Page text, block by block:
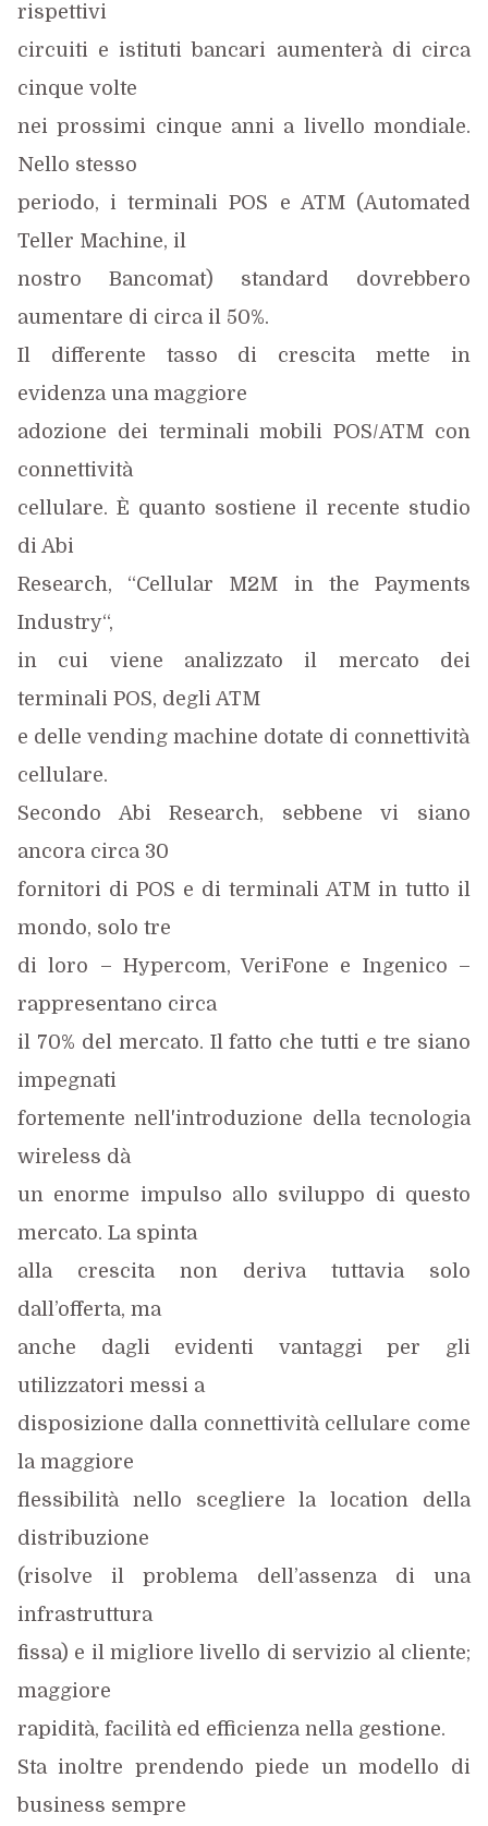
rispettivi
circuiti e istituti bancari aumenterà di circa
cinque volte
nei prossimi cinque anni a livello mondiale.
Nello stesso
periodo, i terminali POS e ATM (Automated
Teller Machine, il
nostro Bancomat) standard dovrebbero
aumentare di circa il 50%.
Il differente tasso di crescita mette in
evidenza una maggiore
adozione dei terminali mobili POS/ATM con
connettività
cellulare. È quanto sostiene il recente studio
di Abi
Research, “Cellular M2M in the Payments
Industry“,
in cui viene analizzato il mercato dei
terminali POS, degli ATM
e delle vending machine dotate di connettività
cellulare.
Secondo Abi Research, sebbene vi siano
ancora circa 30
fornitori di POS e di terminali ATM in tutto il
mondo, solo tre
di loro – Hypercom, VeriFone e Ingenico –
rappresentano circa
il 70% del mercato. Il fatto che tutti e tre siano
impegnati
fortemente nell'introduzione della tecnologia
wireless dà
un enorme impulso allo sviluppo di questo
mercato. La spinta
alla crescita non deriva tuttavia solo
dall’offerta, ma
anche dagli evidenti vantaggi per gli
utilizzatori messi a
disposizione dalla connettività cellulare come
la maggiore
flessibilità nello scegliere la location della
distribuzione
(risolve il problema dell’assenza di una
infrastruttura
fissa) e il migliore livello di servizio al cliente;
maggiore
rapidità, facilità ed efficienza nella gestione.
Sta inoltre prendendo piede un modello di
business sempre